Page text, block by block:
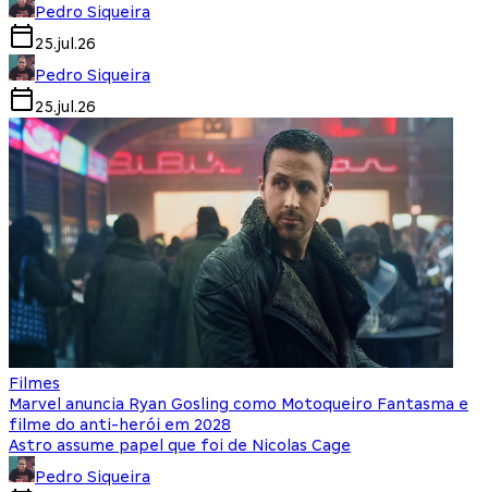
Pedro Siqueira
25.jul.26
Pedro Siqueira
25.jul.26
Filmes
Marvel anuncia Ryan Gosling como Motoqueiro Fantasma e
filme do anti-herói em 2028
Astro assume papel que foi de Nicolas Cage
Pedro Siqueira